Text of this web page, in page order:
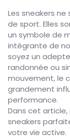
Les sneakers
de sport. Elles
un symbole de
intégrante de
soyez un
randonnée ou
mouvement, le
grandement
performance.
Dans cet article,
sneakers
votre vie active.